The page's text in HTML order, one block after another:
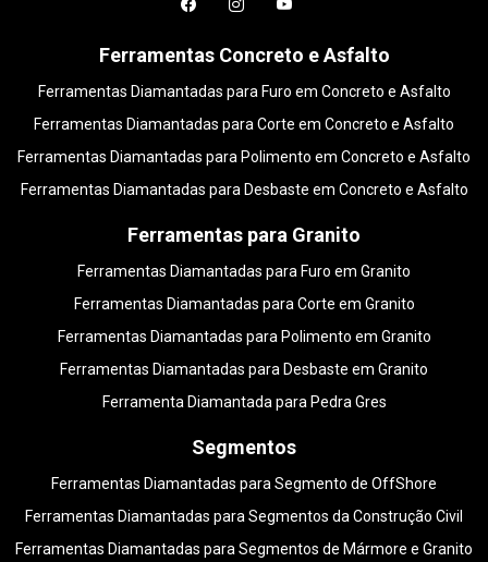
Ferramentas Concreto e Asfalto
Ferramentas Diamantadas para Furo em Concreto e Asfalto
Ferramentas Diamantadas para Corte em Concreto e Asfalto
Ferramentas Diamantadas para Polimento em Concreto e Asfalto
Ferramentas Diamantadas para Desbaste em Concreto e Asfalto
Ferramentas para Granito
Ferramentas Diamantadas para Furo em Granito
Ferramentas Diamantadas para Corte em Granito
Ferramentas Diamantadas para Polimento em Granito
Ferramentas Diamantadas para Desbaste em Granito
Ferramenta Diamantada para Pedra Gres
Segmentos
Ferramentas Diamantadas para Segmento de OffShore
Ferramentas Diamantadas para Segmentos da Construção Civil
Ferramentas Diamantadas para Segmentos de Mármore e Granito